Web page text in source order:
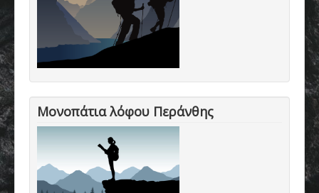
Μονοπάτια λόφου Περάνθης